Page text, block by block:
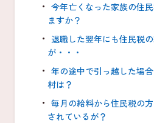
今年亡くなった家族の住
ますか？
退職した翌年にも住民税
が・・・
年の途中で引っ越した場
村は？
毎月の給料から住民税の
されているが？